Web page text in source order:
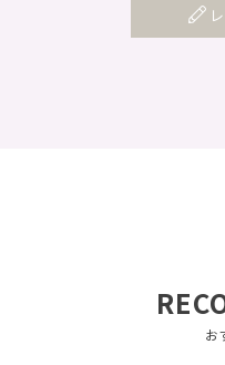
お